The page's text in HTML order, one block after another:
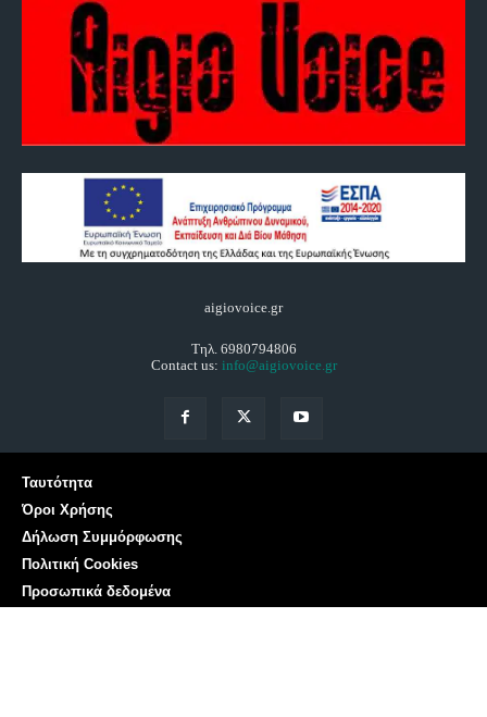
aigiovoice.gr
Τηλ. 6980794806
Contact us: info@aigiovoice.gr
Ταυτότητα
Όροι Χρήσης
Δήλωση Συμμόρφωσης
Πολιτική Cookies
Προσωπικά δεδομένα